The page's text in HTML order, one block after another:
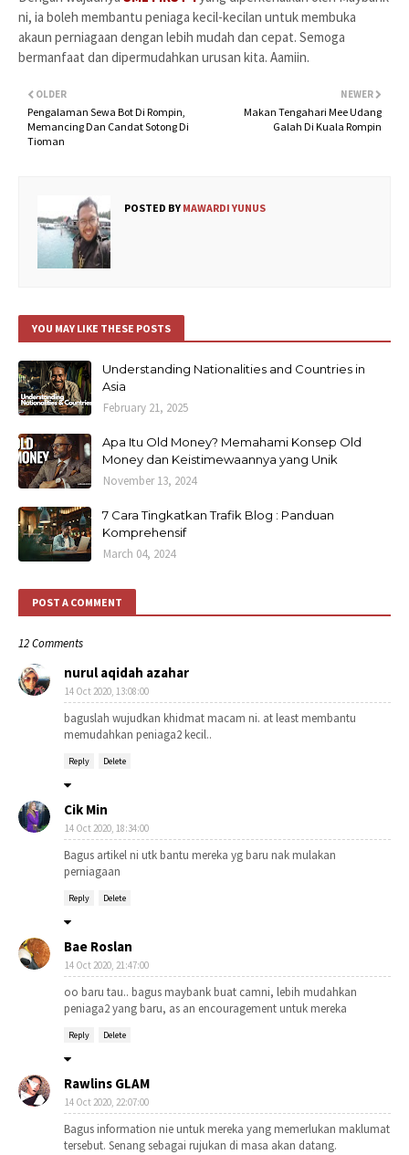
ni, ia boleh membantu peniaga kecil-kecilan untuk membuka
akaun perniagaan dengan lebih mudah dan cepat. Semoga
bermanfaat dan dipermudahkan urusan kita. Aamiin.
NEWER
Makan Tengahari Mee Udang
Galah Di Kuala Rompin
OLDER
Pengalaman Sewa Bot Di Rompin,
Memancing Dan Candat Sotong Di
Tioman
POSTED BY MAWARDI YUNUS
YOU MAY LIKE THESE POSTS
Understanding Nationalities and Countries in
Asia
February 21, 2025
Apa Itu Old Money? Memahami Konsep Old
Money dan Keistimewaannya yang Unik
November 13, 2024
7 Cara Tingkatkan Trafik Blog : Panduan
Komprehensif
March 04, 2024
POST A COMMENT
12 Comments
nurul aqidah azahar
14 Oct 2020, 13:08:00
baguslah wujudkan khidmat macam ni. at least membantu
memudahkan peniaga2 kecil..
Reply Delete
Cik Min
14 Oct 2020, 18:34:00
Bagus artikel ni utk bantu mereka yg baru nak mulakan
perniagaan
Reply Delete
Bae Roslan
14 Oct 2020, 21:47:00
oo baru tau.. bagus maybank buat camni, lebih mudahkan
peniaga2 yang baru, as an encouragement untuk mereka
Reply Delete
Rawlins GLAM
14 Oct 2020, 22:07:00
Bagus information nie untuk mereka yang memerlukan maklumat
tersebut. Senang sebagai rujukan di masa akan datang.